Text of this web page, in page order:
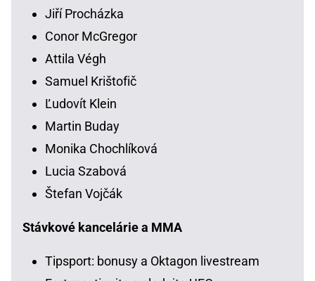
Jiří Procházka
Conor McGregor
Attila Végh
Samuel Krištofič
Ľudovít Klein
Martin Buday
Monika Chochlíková
Lucia Szabová
Štefan Vojčák
Stávkové kancelárie a MMA
Tipsport: bonusy a Oktagon livestream